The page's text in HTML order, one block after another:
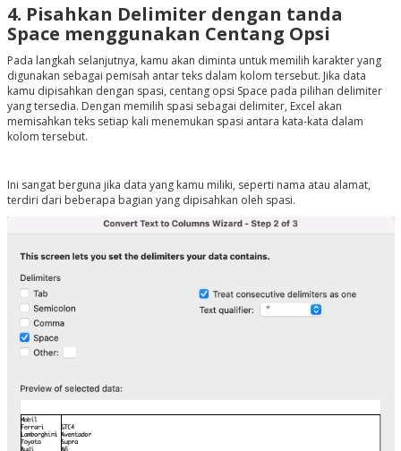
4. Pisahkan Delimiter dengan tanda
Space menggunakan Centang Opsi
Pada langkah selanjutnya, kamu akan diminta untuk memilih karakter yang
digunakan sebagai pemisah antar teks dalam kolom tersebut. Jika data
kamu dipisahkan dengan spasi, centang opsi Space pada pilihan delimiter
yang tersedia. Dengan memilih spasi sebagai delimiter, Excel akan
memisahkan teks setiap kali menemukan spasi antara kata-kata dalam
kolom tersebut.
Ini sangat berguna jika data yang kamu miliki, seperti nama atau alamat,
terdiri dari beberapa bagian yang dipisahkan oleh spasi.